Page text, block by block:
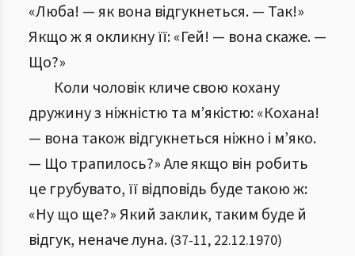
«Люба! — як вона відгукнеться. — Так!»
Якщо ж я окликну її: «Гей! — вона скаже. —
Що?»
Коли чоловік кличе свою кохану
дружину з ніжністю та м’якістю: «Кохана!
— вона також відгукнеться ніжно і м’яко.
— Що трапилось?» Але якщо він робить
це грубувато, її відповідь буде такою ж:
«Ну що ще?» Який заклик, таким буде й
відгук, неначе луна. (37-11, 22.12.1970)